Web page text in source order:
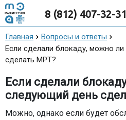
8 (812) 407-32-31
Главная
Вопросы и ответы
Если сделали блокаду, можно
сделать МРТ?
Если сделали
следующий день
Можно, однако если будет